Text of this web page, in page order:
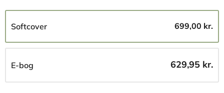
Softcover 699,00 kr.
E-bog 629,95 kr.